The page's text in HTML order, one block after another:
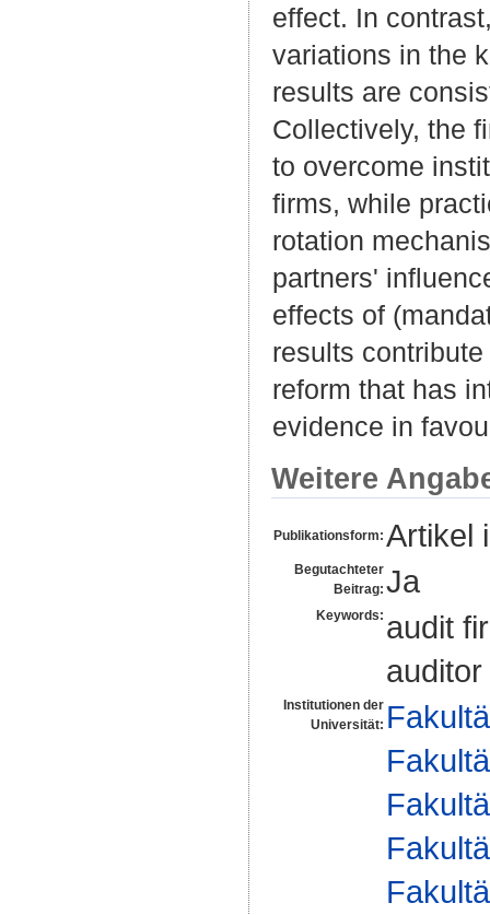
effect. In
variations in the
results are
Collectively, the
to overcome
firms, while
rotation
partners'
effects of
results
reform that has
evidence in
Weitere
Publikationsform: Artikel
Begutachteter
Beitrag: Ja
Keywords: audit
Institutionen der
Universität: